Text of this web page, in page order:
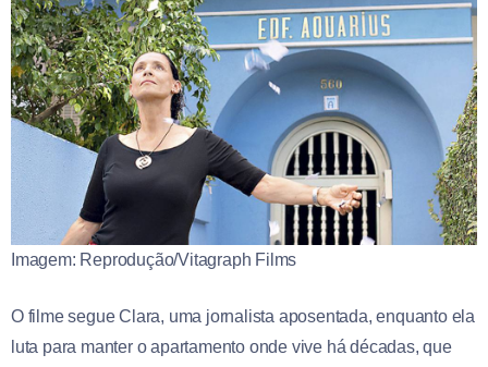
Imagem: Reprodução/Vitagraph Films
O filme segue Clara, uma jornalista aposentada, enquanto ela
luta para manter o apartamento onde vive há décadas, que